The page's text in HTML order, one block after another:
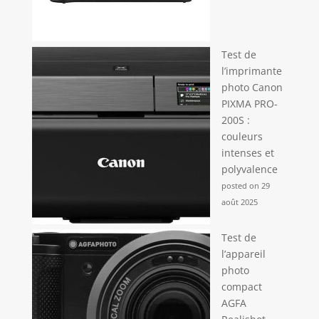
Test de
l’imprimante
photo Canon
PIXMA PRO-
200S :
couleurs
intenses et
polyvalence
posted on 29
août 2025
Test de
l’appareil
photo
compact
AGFA